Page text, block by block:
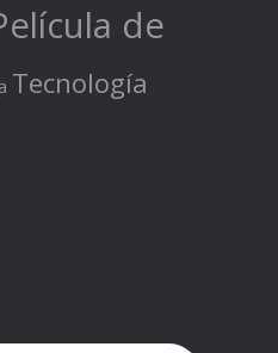
de
Tecnología